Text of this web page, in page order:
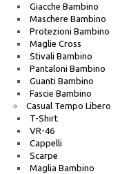
Giacche Bambino
Maschere Bambino
Protezioni Bambino
Maglie Cross
Stivali Bambino
Pantaloni Bambino
Guanti Bambino
Fascie Bambino
Casual Tempo Libero
T-Shirt
VR-46
Cappelli
Scarpe
Maglia Bambino